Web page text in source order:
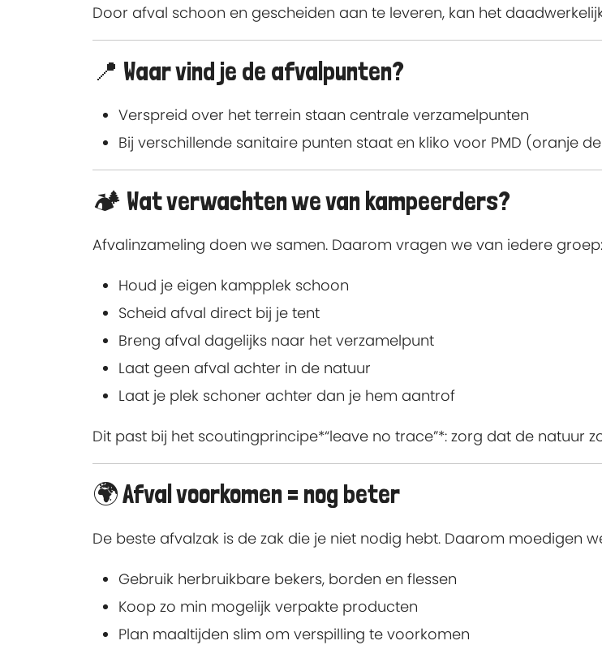
Door afval schoon en gescheiden aan te leveren, kan het
📍 Waar vind je de afvalpunten?
Verspreid over het terrein staan centrale verzamelpunten
Bij verschillende sanitaire punten staat en kliko voor PMD (oranje
🏕️ Wat verwachten we van kampeerders?
Afvalinzameling doen we samen. Daarom vragen we van iedere groep:
Houd je eigen kampplek schoon
Scheid afval direct bij je tent
Breng afval dagelijks naar het verzamelpunt
Laat geen afval achter in de natuur
Laat je plek schoner achter dan je hem aantrof
Dit past bij het scoutingprincipe*“leave no trace”*: zorg dat de natuur
🌍 Afval voorkomen = nog beter
De beste afvalzak is de zak die je niet nodig hebt. Daarom moedigen
Gebruik herbruikbare bekers, borden en flessen
Koop zo min mogelijk verpakte producten
Plan maaltijden slim om verspilling te voorkomen